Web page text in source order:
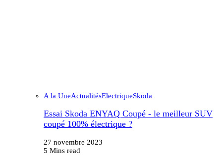
A la UneActualitésElectriqueSkoda
Essai Skoda ENYAQ Coupé - le meilleur SUV
coupé 100% électrique ?
27 novembre 2023
5 Mins read